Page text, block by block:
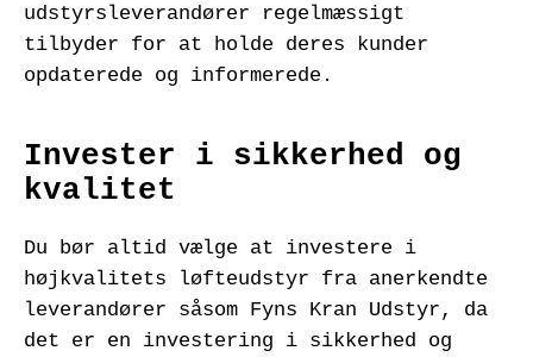
udstyrsleverandører regelmæssigt
tilbyder for at holde deres kunder
opdaterede og informerede.
Invester i sikkerhed og
kvalitet
Du bør altid vælge at investere i
højkvalitets løfteudstyr fra anerkendte
leverandører såsom Fyns Kran Udstyr, da
det er en investering i sikkerhed og